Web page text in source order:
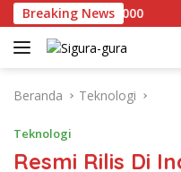
Langsung
ke
konten
Breaking News
Rp2.679.000
Beranda Teknologi
Teknologi
Resmi Rilis Di